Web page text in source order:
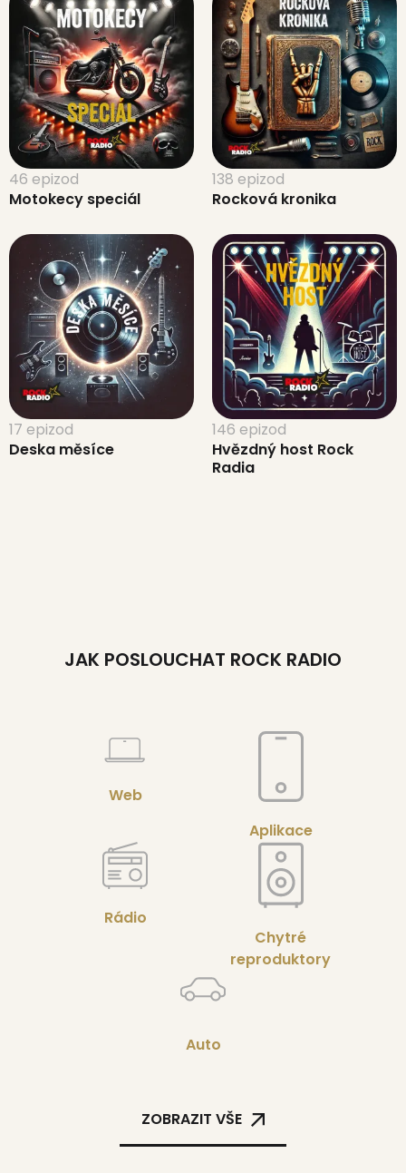
46 epizod
Motokecy speciál
138 epizod
Rocková kronika
17 epizod
Deska měsíce
146 epizod
Hvězdný host Rock
Radia
JAK POSLOUCHAT ROCK RADIO
Web
Aplikace
Rádio
Chytré
reproduktory
Auto
ZOBRAZIT VŠE